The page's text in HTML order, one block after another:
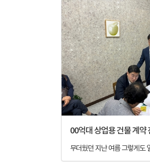
00억대 상업용 건물 계약